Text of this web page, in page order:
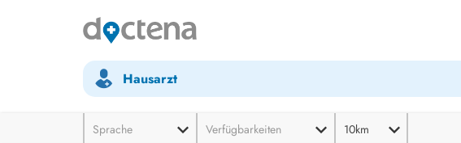
Hausarzt
Sprache Verfügbarkeiten 10km